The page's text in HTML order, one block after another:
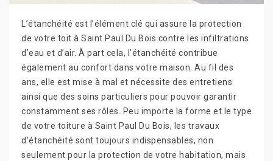
L’étanchéité est l’élément clé qui assure la protection
de votre toit à Saint Paul Du Bois contre les infiltrations
d’eau et d’air. À part cela, l’étanchéité contribue
également au confort dans votre maison. Au fil des
ans, elle est mise à mal et nécessite des entretiens
ainsi que des soins particuliers pour pouvoir garantir
constamment ses rôles. Peu importe la forme et le type
de votre toiture à Saint Paul Du Bois, les travaux
d’étanchéité sont toujours indispensables, non
seulement pour la protection de votre habitation, mais